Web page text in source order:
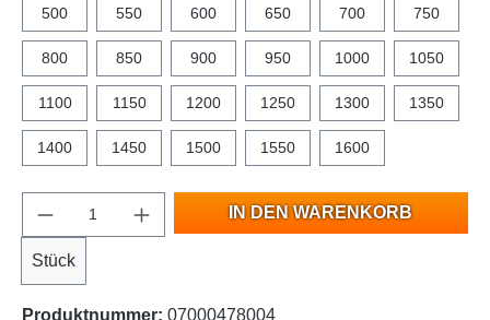
500 550 600 650 700 750
800 850 900 950 1000 1050
1100 1150 1200 1250 1300 1350
1400 1450 1500 1550 1600
Stück
IN DEN WARENKORB
Produktnummer: 07000478004